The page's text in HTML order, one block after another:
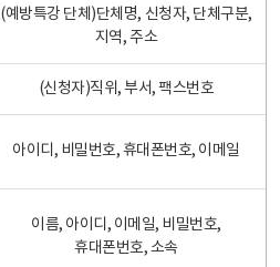
(예방특강 단체)단체명, 신청자, 단체구분,
지역, 주소
(신청자)직위, 부서, 팩스번호
아이디, 비밀번호, 휴대폰번호, 이메일
이름, 아이디, 이메일, 비밀번호,
휴대폰번호, 소속